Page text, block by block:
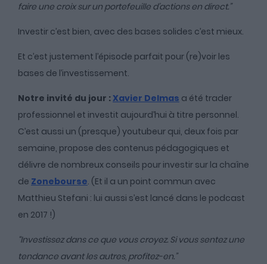
faire une croix sur un portefeuille d’actions en direct.”
Investir c’est bien, avec des bases solides c’est mieux.
Et c’est justement l’épisode parfait pour (re)voir les
bases de l’investissement.
Notre invité du jour :Xavier Delmas a été trader
professionnel et investit aujourd’hui à titre personnel.
C’est aussi un (presque) youtubeur qui, deux fois par
semaine, propose des contenus pédagogiques et
délivre de nombreux conseils pour investir sur la chaîne
de Zonebourse. (Et il a un point commun avec
Matthieu Stefani : lui aussi s’est lancé dans le podcast
en 2017 !)
“Investissez dans ce que vous croyez. Si vous sentez une
tendance avant les autres, profitez-en.”